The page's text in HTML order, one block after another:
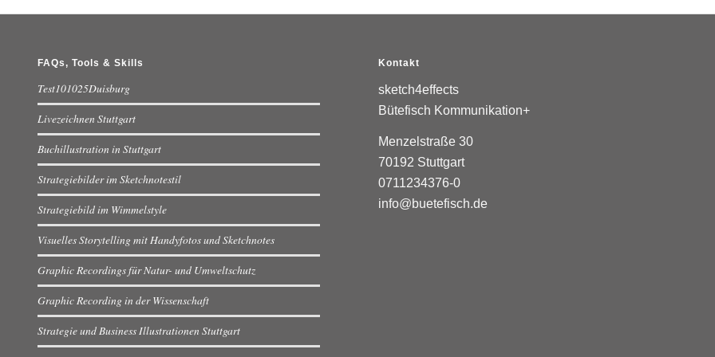
FAQs, Tools & Skills
Test101025Duisburg
Livezeichnen Stuttgart
Buchillustration in Stuttgart
Strategiebilder im Sketchnotestil
Strategiebild im Wimmelstyle
Visuelles Storytelling mit Handyfotos und Sketchnotes
Graphic Recordings für Natur- und Umweltschutz
Graphic Recording in der Wissenschaft
Strategie und Business Illustrationen Stuttgart
Kontakt
sketch4effects
Bütefisch Kommunikation+
Menzelstraße 30
70192 Stuttgart
0711234376-0
info@buetefisch.de